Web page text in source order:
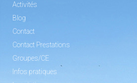
Activités
Blog
Contact
Contact Prestations
Groupes/CE
Infos pratiques